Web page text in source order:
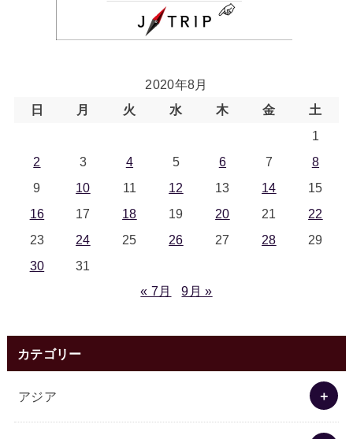
2020年8月
日
月 火 水 木 金
土
1
2
3 4 5 6 7
8
9
10 11 12 13 14
15
16
17 18 19 20 21
22
23
24 25 26 27 28
29
30
31
« 7月
9月 »
カテゴリー
アジア